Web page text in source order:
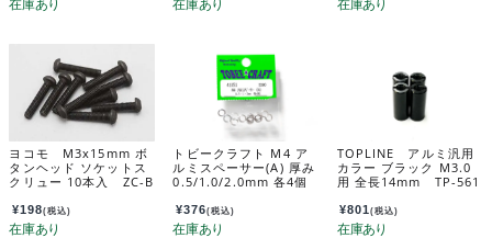
ヨコモ M3x15mm ボ
タンヘッド ソケットス
クリュー 10本入 ZC-B
¥198(税込)
トビークラフト M4 ア
ルミスペーサー(A) 厚み
0.5/1.0/2.0mm 各4個
¥376(税込)
TOPLINE アルミ汎用
カラー ブラック M3.0
用 全長14mm TP-561
¥801(税込)